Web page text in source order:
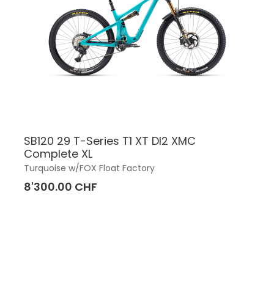
SB120 29 T-Series T1 XT DI2 XMC
Complete XL
Turquoise w/FOX Float Factory
8'300.00 CHF